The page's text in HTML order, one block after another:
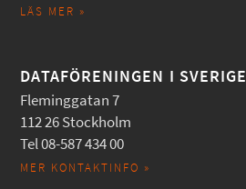
LÄS MER »
DATAFÖRENINGEN I SVERIGE
Fleminggatan 7
112 26 Stockholm
Tel 08-587 434 00
MER KONTAKTINFO »